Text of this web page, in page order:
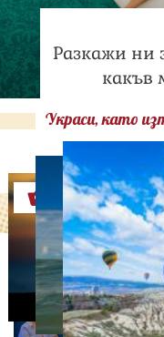
Разкажи ни
какъв
Украси, като
Оферти